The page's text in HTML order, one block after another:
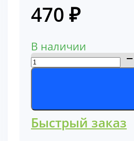
470 ₽
В наличии
Количество
товара
топливный
основной
7001261
Быстрый заказ